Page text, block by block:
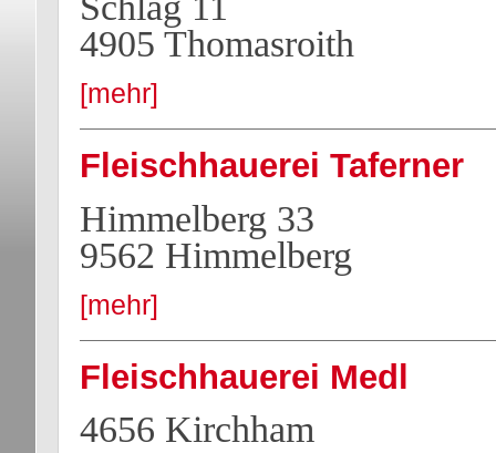
4905 Thomasroith
[mehr]
Fleischhauerei Taferner
Himmelberg 33
9562 Himmelberg
[mehr]
Fleischhauerei Medl
4656 Kirchham